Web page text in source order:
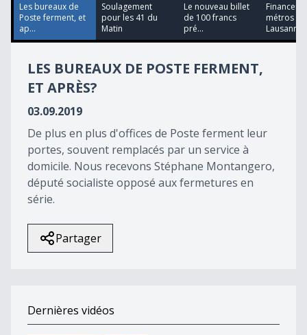
39
seconds
Les bureaux de
Poste ferment, et
ap...
Soulagement
pour les 41 du
Matin
Le nouveau billet
de 100 francs
pré...
métros
LES BUREAUX DE POSTE FERMENT,
ET APRÈS?
03.09.2019
De plus en plus d'offices de Poste ferment leur
portes, souvent remplacés par un service à
domicile. Nous recevons Stéphane Montangero,
député socialiste opposé aux fermetures en
série.
Partager
Dernières vidéos